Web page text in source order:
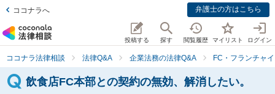
ココナラへ 弁護士の方はこちら
投稿する 探す 閲覧履歴 マイリスト ログイン
ココナラ法律相談 法律Q&A 企業法務の法律Q&A FC・フランチャ
飲食店FC本部との契約の無効、解消したい。